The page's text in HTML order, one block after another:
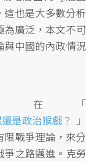
也是大多數分析
為廣泛，本文不可
與中國的內政情況
在「
是政治猴戲？
」
戰爭理論，來分
之路邁進。克勞